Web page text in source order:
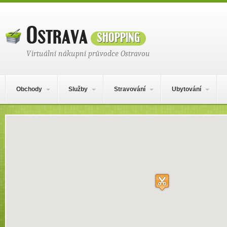
Ostravashopping
Virtuální nákupní průvodce Ostravou
Obchody Služby Stravování Ubytování
Místo